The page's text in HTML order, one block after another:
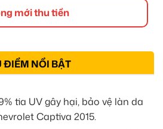
mới thu tiền
ĐIỂM NỔI BẬT
tia UV gây hại, bảo vệ làn da
Captiva 2015.